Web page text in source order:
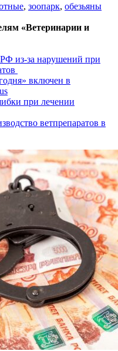
, зоопарк, обезьяны
«Ветеринарии и
из-за нарушений при
включен в
при лечении
ветпрепаратов в